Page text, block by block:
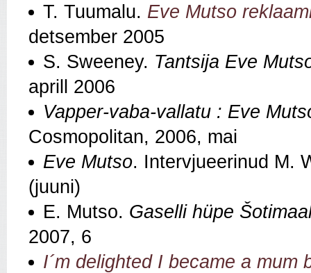
T. Tuumalu. Eve Mutso
detsember 2005
S. Sweeney. Tantsija Eve
aprill 2006
Vapper-vaba-vallatu : Eve
Cosmopolitan, 2006, mai
Eve Mutso. Intervjueerinud M.
(juuni)
E. Mutso. Gaselli hüpe
2007, 6
I´m delighted I became a